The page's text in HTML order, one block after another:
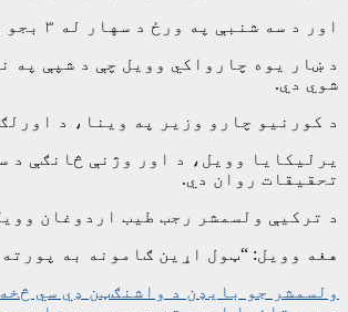
اور د سه شنبې په ورځ د سهار له ۳ بجو وروسته د ترکیې په شمال لویدیځ کې د ریزورټ په یوه هوټل ګرانډ کارتال کې ولګېد.
شوي دي.
د کورنیو چارو وزیر په وینا، د اورلګېدنې پر مهال
یرلیکایا وویل، د اور وژنې څانګې د
تحقیقات روان دي.
د ترکیې ولسمشر رجب طیب اردوغان
هغه وویل: “ټول اړین ګامونه به
ليکنه
ولسمشر جو بایډن د واشنګټن ډي سي